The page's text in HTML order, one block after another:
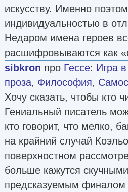
искусству. Именно
индивидуальностью в
Недаром имена героев
расшифровываются как
sibkron про Гессе: Игра
проза, Философия,
Хочу сказать, чтобы кто
Гениальный писатель
кто говорит, что мелко,
на крайний случай
поверхностном
больше кажутся
предсказуемым финалом